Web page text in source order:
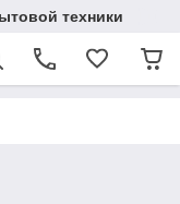
техники